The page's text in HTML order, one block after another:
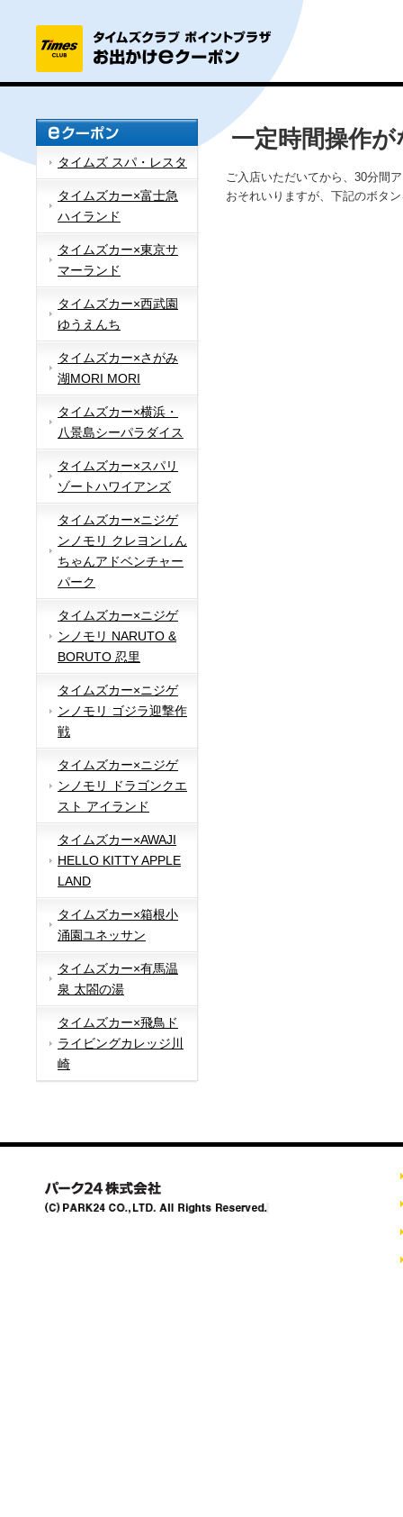
タイムズ スパ・レスタ
タイムズカー×富士急
ハイランド
タイムズカー×東京サ
マーランド
タイムズカー×西武園
ゆうえんち
タイムズカー×さがみ
湖MORI MORI
タイムズカー×横浜・
八景島シーパラダイス
タイムズカー×スパリ
ゾートハワイアンズ
タイムズカー×ニジゲ
ンノモリ クレヨンしん
ちゃんアドベンチャー
パーク
タイムズカー×ニジゲ
ンノモリ NARUTO &
BORUTO 忍里
タイムズカー×ニジゲ
ンノモリ ゴジラ迎撃作
戦
タイムズカー×ニジゲ
ンノモリ ドラゴンクエ
スト アイランド
タイムズカー×AWAJI
HELLO KITTY APPLE
LAND
タイムズカー×箱根小
涌園ユネッサン
タイムズカー×有馬温
泉 太閤の湯
タイムズカー×飛鳥ド
ライビングカレッジ川
崎
一定時間操作
ご入店いただいてから、30分間
おそれいりますが、下記のボタ